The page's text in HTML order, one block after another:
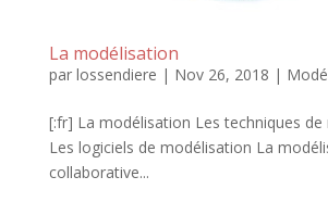
La modélisation
par lossendiere | Nov 26, 2018 |
[:fr] La modélisation Les techniques
Les logiciels de modélisation La
collaborative...